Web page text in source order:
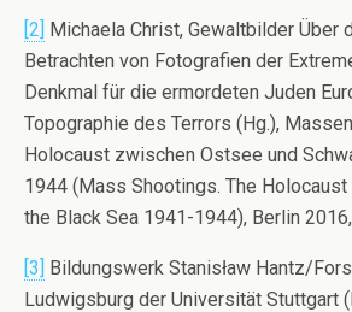
[2] Michaela Christ, Gewaltbilder Über
Betrachten von Fotografien der
Denkmal für die ermordeten Juden
Topographie des Terrors (Hg.),
Holocaust zwischen Ostsee und
1944 (Mass Shootings. The
the Black Sea 1941-1944), Berlin
[3] Bildungswerk Stanisław Hantz/
Ludwigsburg der Universität Stuttgart